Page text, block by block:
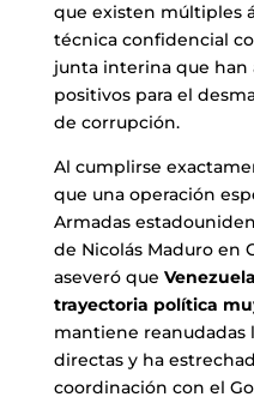
que existen múltiples
técnica confidencial
junta interina que han
positivos para el
de corrupción.
Al cumplirse
que una operación
Armadas
de Nicolás Maduro en
aseveró que
trayectoria política
mantiene reanudadas
directas y ha
coordinación con el